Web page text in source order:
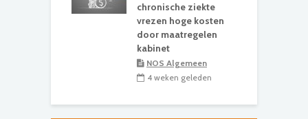
chronische ziekte
vrezen hoge kosten
door maatregelen
kabinet
NOS Algemeen
4 weken geleden